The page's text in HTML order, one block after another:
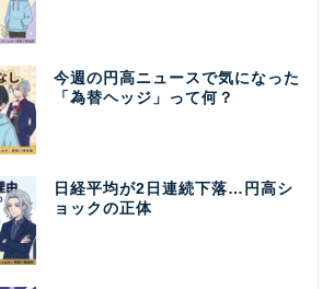
今週の円高ニュースで気になった
「為替ヘッジ」って何？
日経平均が2日連続下落…円高シ
ョックの正体